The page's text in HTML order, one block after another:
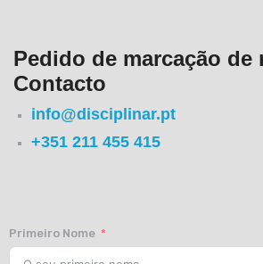
Pedido de marcação de
Contacto
info@disciplinar.pt
+351 211 455 415
Primeiro Nome